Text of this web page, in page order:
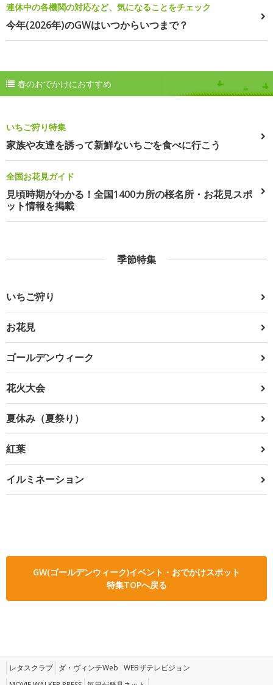
連休中の各機関の対応など、気になることをチェック
今年(2026年)のGWはいつからいつまで？
春のおでかけにおすすめ
いちご狩り特集
家族や友達を誘って新鮮ないちごを食べに行こう
全国お花見ガイド
見頃時期がわかる！全国1400カ所の桜名所・お花見スポ
ット情報を掲載
季節特集
いちご狩り
お花見
ゴールデンウィーク
花火大会
夏休み（夏祭り）
紅葉
イルミネーション
GW(ゴールデンウィーク)イベント・おでかけスポット
特集TOPへ戻る
レタスクラブ ダ・ヴィンチWeb WEBザテレビジョン